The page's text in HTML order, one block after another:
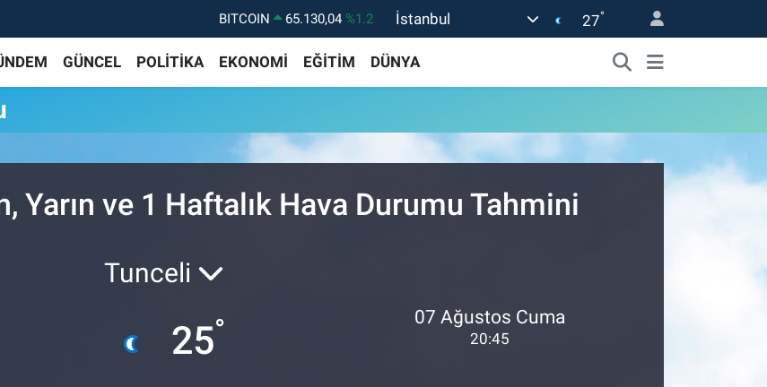
BITCOIN 65.130,04 %1.2
47,7106
%0.17
EURO
55,1652 %0.27
GRAM ALTIN
6648.99
İstanbul 27°
GÜNCEL POLİTİKA EKONOMİ EĞİTİM DÜNYA
Yarın ve 1 Haftalık Hava Durumu Tahmini
Tunceli
25° 07 Ağustos Cuma
20:45